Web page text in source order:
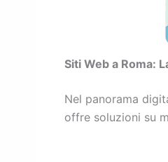
Siti Web a Roma:
Nel panorama
offre soluzioni su